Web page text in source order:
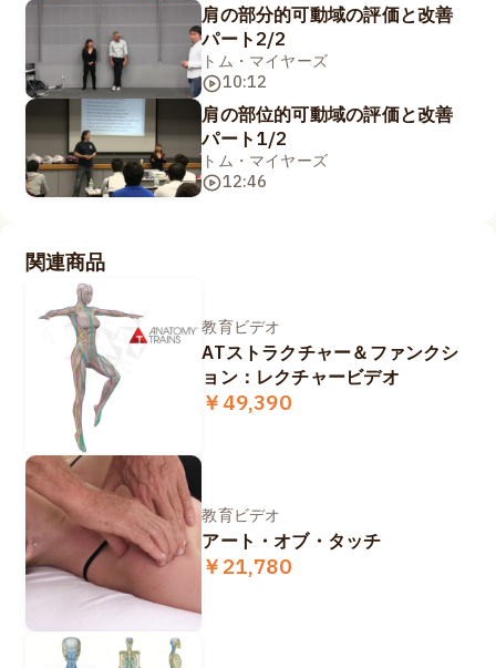
肩の部分的可動域の評価と改善
パート2/2
トム・マイヤーズ
10:12
肩の部位的可動域の評価と改善
パート1/2
トム・マイヤーズ
12:46
関連商品
教育ビデオ
ATストラクチャー＆ファンクシ
ョン：レクチャービデオ
￥49,390
教育ビデオ
アート・オブ・タッチ
￥21,780